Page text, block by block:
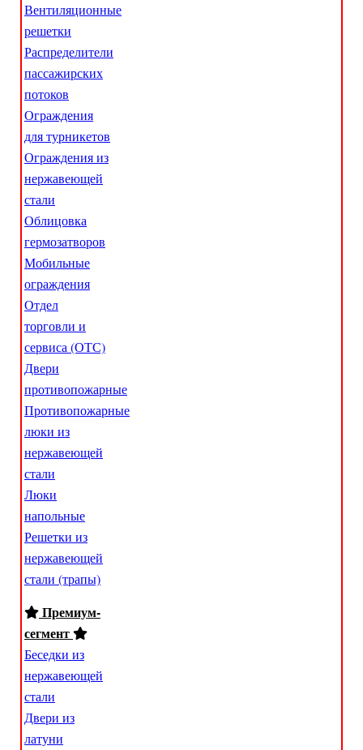
Вентиляционные
решетки
Распределители
пассажирских
потоков
Ограждения
для турникетов
Ограждения из
нержавеющей
стали
Облицовка
гермозатворов
Мобильные
ограждения
Отдел
торговли и
сервиса (ОТС)
Двери
противопожарные
Противопожарные
люки из
нержавеющей
стали
Люки
напольные
Решетки из
нержавеющей
стали (трапы)
Премиум-
сегмент
Беседки из
нержавеющей
стали
Двери из
латуни